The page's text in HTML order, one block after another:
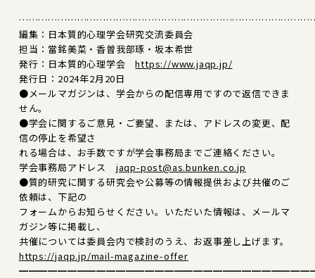
編集：日本質的心理学会研究交流委員会
担当：當銘美菜・香曽我部琢・坂本希世
発行：日本質的心理学会https://www.jaqp.jp/
発行日：2024年2月20日
●メールマガジンは、学会からの配信専用ですので返信できま
せん。
●学会に関するご意見・ご要望、または、アドレスの変更、配
信の停止を希望さ
れる場合は、お手数ですが学会事務局までご連絡ください。
学会事務局アドレス jaqp-post@as.bunken.co.jp
●質的研究に関する研究会や公募等の情報提供および共催のご
依頼は、下記の
フォームからお知らせください。いただいた情報は、メールマ
ガジン等に掲載し、
共催については委員会内で検討のうえ、お返事差し上げます。
https://jaqp.jp/mail-magazine-offer